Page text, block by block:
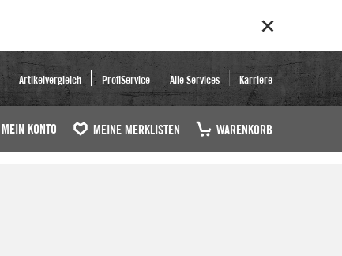
Artikelvergleich ProfiService Alle Services Karriere
MEIN KONTO MEINE MERKLISTEN WARENKORB